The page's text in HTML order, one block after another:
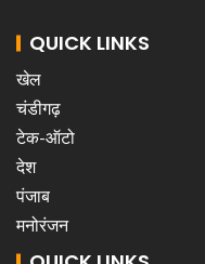
QUICK LINKS
खेल
चंडीगढ़
टेक-ऑटो
देश
पंजाब
मनोरंजन